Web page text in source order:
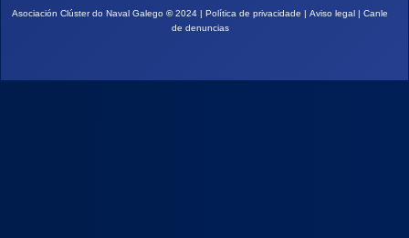
Asociación Clúster do Naval Galego ©2024 | Política de privacidade Aviso legal
Canle
de denuncias